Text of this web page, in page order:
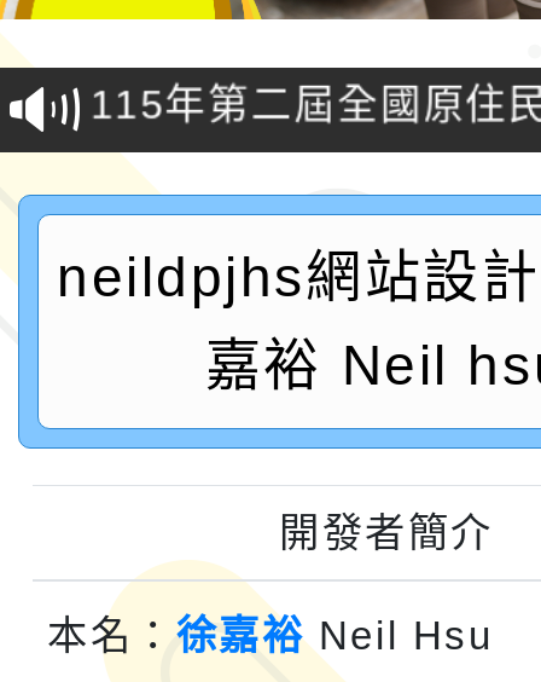
轉知桃園市政府交通局
共運輸服務，鼓勵民眾
桃「我的減碳存摺2.0
案，詳如說明，請參閱
115年第二屆全國原住
2026年新北亞洲盃暨
鐵人三項錦標賽
桃園市115學年度學生
「2026年『王牌愛／
運動系列徵選頒獎典禮
成果展」
2026城鎮韌性防空演習
桃園市大溪自造教育及
年八月份教師研習
國立成功大學辦理「台
融平台-教案暨教學示
115學年度「學習扶助
計畫子計畫十一-2：國
115年度「教育部表揚
neildpjhs網站設
嘉裕 Neil
開發者簡介
本名： 徐嘉裕Neil Hsu